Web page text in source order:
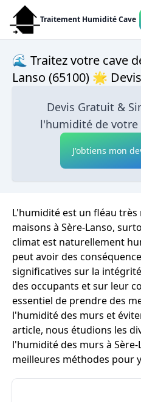
Traitement Humidité Cave
🌊 Traitez votre cave
Lanso (65100) 🌟
Devis Gratuit &
l'humidité de votre
J'obtiens mon
L'humidité est un fléau très
maisons à Sère-Lanso,
climat est naturellement
peut avoir des
significatives sur la
des occupants et sur leur
essentiel de prendre des
l'humidité des murs et
article, nous étudions les
l'humidité des murs à Sère-
meilleures méthodes pour